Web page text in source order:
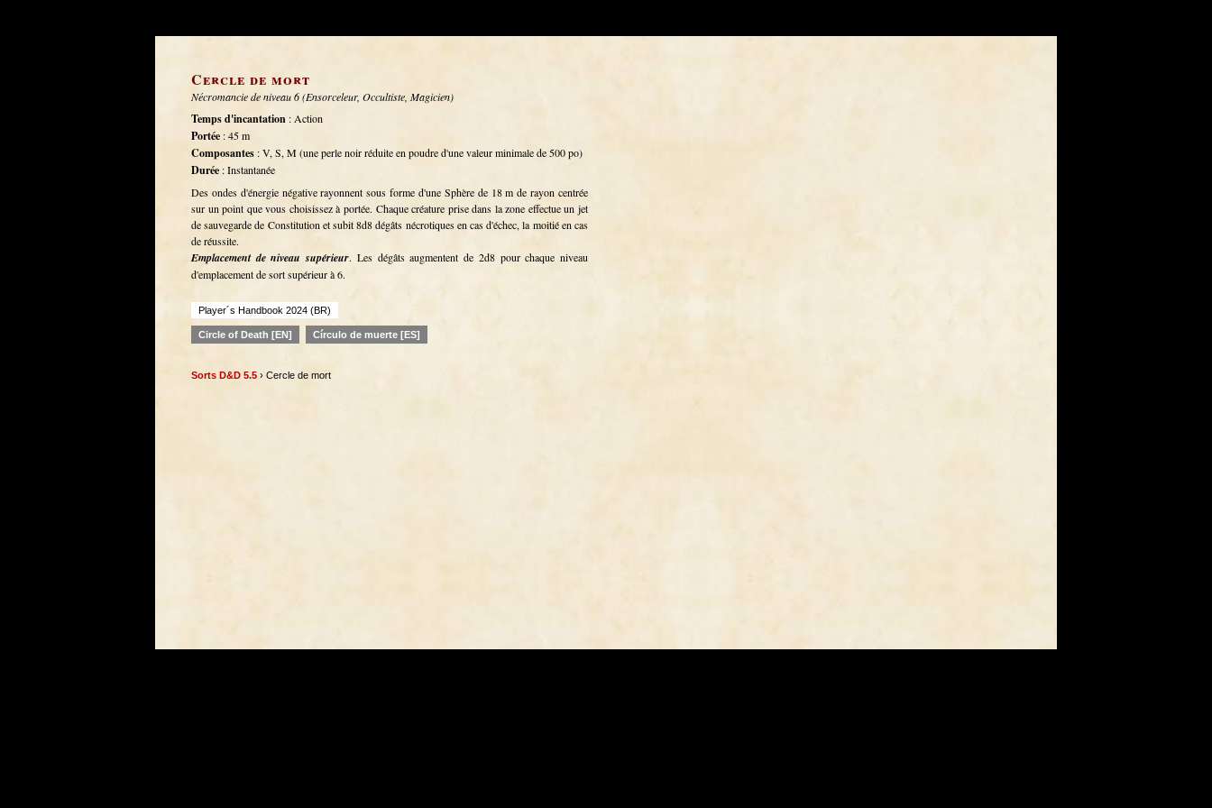
Cercle de mort
Nécromancie de niveau 6 (Ensorceleur, Occultiste, Magicien)
Temps d'incantation : Action
Portée : 45 m
Composantes : V, S, M (une perle noir réduite en poudre d'une valeur minimale de 500 po)
Durée : Instantanée
Des ondes d'énergie négative rayonnent sous forme d'une Sphère de 18 m de rayon centrée
sur un point que vous choisissez à portée. Chaque créature prise dans la zone effectue un jet
de sauvegarde de Constitution et subit 8d8 dégâts nécrotiques en cas d'échec, la moitié en cas
de réussite.
Emplacement de niveau supérieur. Les dégâts augmentent de 2d8 pour chaque niveau
d'emplacement de sort supérieur à 6.
Player´s Handbook 2024 (BR)
Circle of Death [EN] Círculo de muerte [ES]
Sorts D&D 5.5 › Cercle de mort